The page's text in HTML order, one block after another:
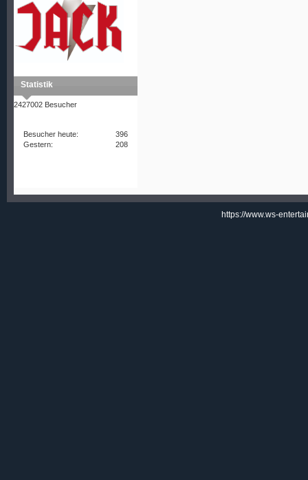
Statistik
2427002 Besucher
Besucher heute:
396
Gestern:
208
https://www.ws-